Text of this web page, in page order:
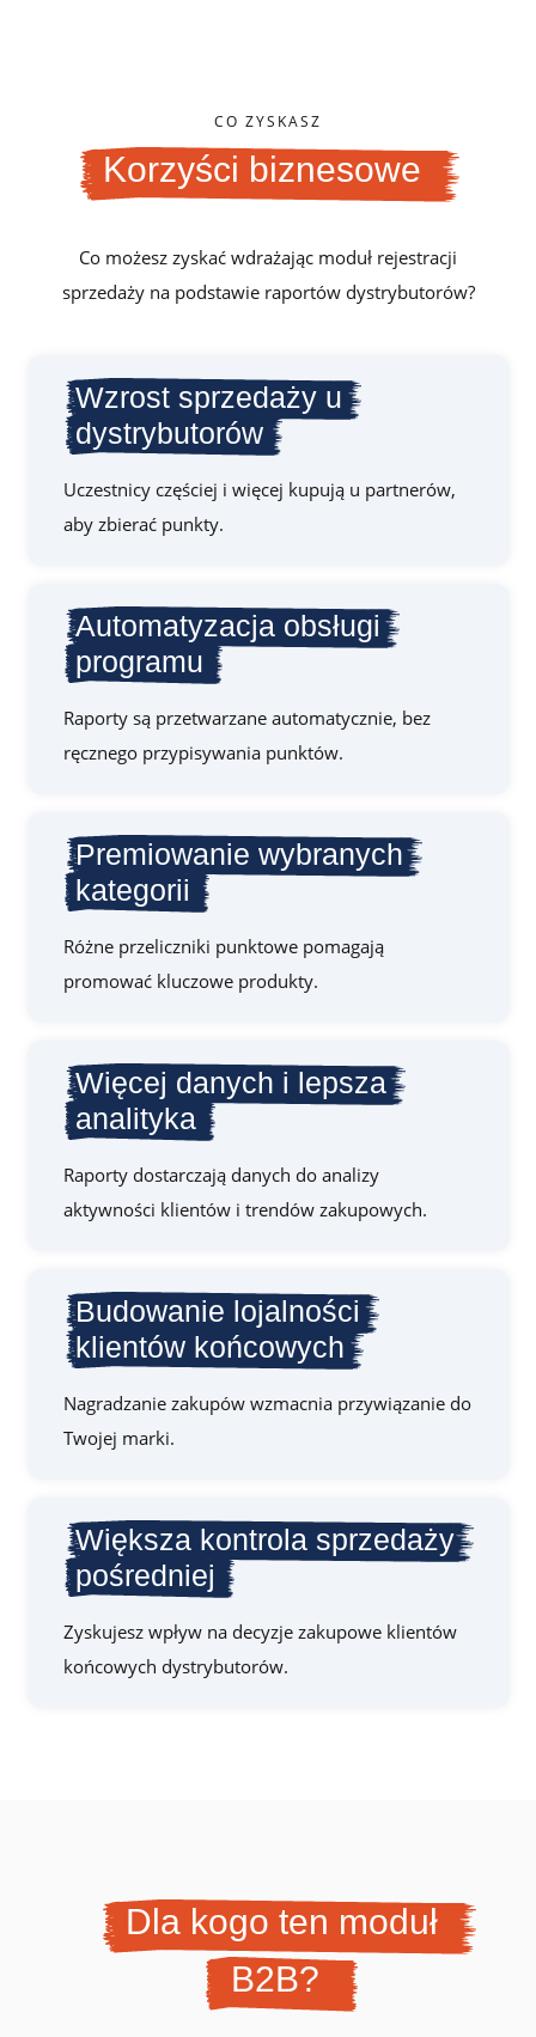
CO ZYSKASZ
Korzyści biznesowe
Co możesz zyskać wdrażając moduł rejestracji
sprzedaży na podstawie raportów dystrybutorów?
Wzrost sprzedaży u
dystrybutorów
Uczestnicy częściej i więcej kupują u partnerów,
aby zbierać punkty.
Automatyzacja obsługi
programu
Raporty są przetwarzane automatycznie, bez
ręcznego przypisywania punktów.
Premiowanie wybranych
kategorii
Różne przeliczniki punktowe pomagają
promować kluczowe produkty.
Więcej danych i lepsza
analityka
Raporty dostarczają danych do analizy
aktywności klientów i trendów zakupowych.
Budowanie lojalności
klientów końcowych
Nagradzanie zakupów wzmacnia przywiązanie do
Twojej marki.
Większa kontrola sprzedaży
pośredniej
Zyskujesz wpływ na decyzje zakupowe klientów
końcowych dystrybutorów.
Dla kogo ten moduł
B2B?